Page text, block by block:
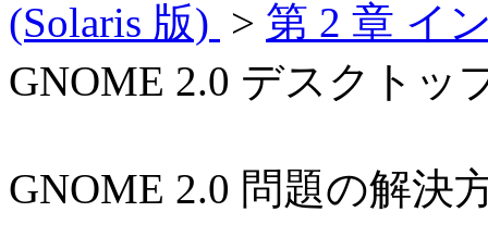
(Solaris 版) > 第 2 章 イ
GNOME 2.0 デスクトッ
GNOME 2.0 問題の解決